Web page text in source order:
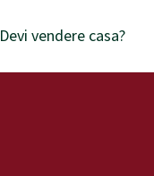
Devi vendere casa?